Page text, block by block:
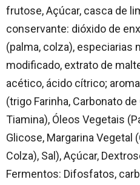
frutose, Açúcar, casca de
conservante: dióxido de
(palma, colza), especiarias
modificado, extrato de
acético, ácido cítrico;
(trigo Farinha, Carbonato
Tiamina), Óleos Vegetais
Glicose, Margarina Vegetal
Colza), Sal), Açúcar,
Fermentos: Difosfatos,